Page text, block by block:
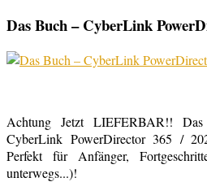
Das Buch – CyberLink
Achtung Jetzt LIEFERBAR!!
CyberLink PowerDirector 365 /
Perfekt für Anfänger,
unterwegs...)!